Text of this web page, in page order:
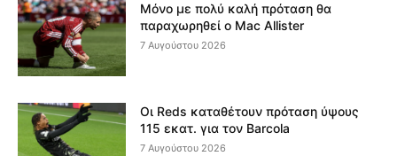
Μόνο με πολύ καλή πρόταση θα
παραχωρηθεί ο Mac Allister
7 Αυγούστου 2026
Οι Reds καταθέτουν πρόταση ύψους
115 εκατ. για τον Barcola
7 Αυγούστου 2026